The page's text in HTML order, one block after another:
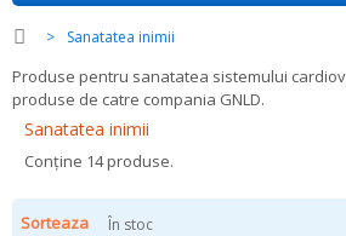
> Sanatatea inimii
Produse pentru sanatatea sistemului
produse de catre compania GNLD.
Sanatatea inimii
Conține 14 produse.
Sorteaza În stoc